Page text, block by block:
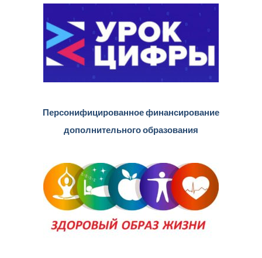
Персонифицированное финансирование
дополнительного образования